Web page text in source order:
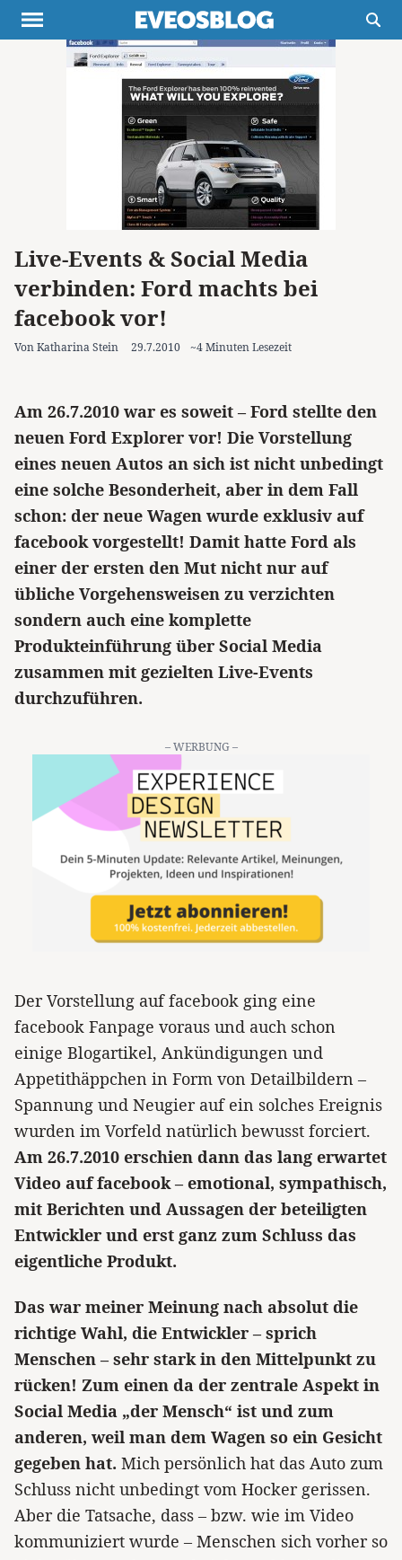
Projekte
Inspiration
Destinationen
Über uns
Werbung
Newsletter
Live-Events & Social Media
verbinden: Ford machts bei
facebook vor!
Von Katharina Stein 29.7.2010 ~4 Minuten Lesezeit
Am 26.7.2010 war es soweit – Ford stellte den
neuen Ford Explorer vor! Die Vorstellung
eines neuen Autos an sich ist nicht unbedingt
eine solche Besonderheit, aber in dem Fall
schon: der neue Wagen wurde exklusiv auf
facebook vorgestellt! Damit hatte Ford als
einer der ersten den Mut nicht nur auf
übliche Vorgehensweisen zu verzichten
sondern auch eine komplette
Produkteinführung über Social Media
zusammen mit gezielten Live-Events
durchzuführen.
– WERBUNG –
Der Vorstellung auf facebook ging eine
facebook Fanpage voraus und auch schon
einige Blogartikel, Ankündigungen und
Appetithäppchen in Form von Detailbildern –
Spannung und Neugier auf ein solches Ereignis
wurden im Vorfeld natürlich bewusst forciert.
Am 26.7.2010 erschien dann das lang erwartet
Video auf facebook – emotional, sympathisch,
mit Berichten und Aussagen der beteiligten
Entwickler und erst ganz zum Schluss das
eigentliche Produkt.
Das war meiner Meinung nach absolut die
richtige Wahl, die Entwickler – sprich
Menschen – sehr stark in den Mittelpunkt zu
rücken! Zum einen da der zentrale Aspekt in
Social Media „der Mensch“ ist und zum
anderen, weil man dem Wagen so ein Gesicht
gegeben hat. Mich persönlich hat das Auto zum
Schluss nicht unbedingt vom Hocker gerissen.
Aber die Tatsache, dass – bzw. wie im Video
kommuniziert wurde – Menschen sich vorher so